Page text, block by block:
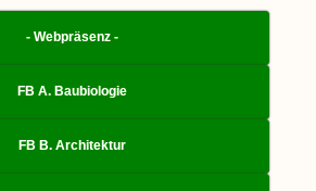
- Webpräsenz -
FB A. Baubiologie
FB B. Architektur